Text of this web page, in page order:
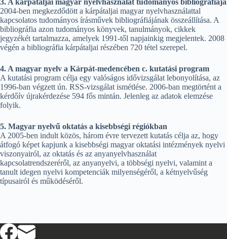
3. A kárpátaljai magyar nyelvhasználat tudományos bibliográfiája
2004-ben megkezdődött a kárpátaljai magyar nyelvhasználattal
kapcsolatos tudományos írásművek bibliográfiájának összeállítása. A
bibliográfia azon tudományos könyvek, tanulmányok, cikkek
jegyzékét tartalmazza, amelyek 1991-től napjainkig megjelentek. 2008
végén a bibliográfia kárpátaljai részében 720 tétel szerepel.
4. A magyar nyelv a Kárpát-medencében c. kutatási program
A kutatási program célja egy valóságos idővizsgálat lebonyolítása, az
1996-ban végzett ún. RSS-vizsgálat ismétlése. 2006-ban megtörtént a
kérdőív újrakérdezése 594 fős mintán. Jelenleg az adatok elemzése
folyik.
5. Magyar nyelvű oktatás a kisebbségi régiókban
A 2005-ben indult közös, három évre tervezett kutatás célja az, hogy
átfogó képet kapjunk a kisebbségi magyar oktatási intézmények nyelvi
viszonyairól, az oktatás és az anyanyelvhasználat
kapcsolatrendszeréről, az anyanyelvi, a többségi nyelvi, valamint a
tanult idegen nyelvi kompetenciák milyenségéről, a kétnyelvűség
típusairól és működéséről.